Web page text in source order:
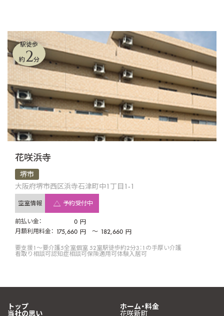
駅徒歩
約2分
花咲浜寺
堺市
大阪府堺市西区浜寺石津町中1丁目1-1
空室情報 予約受付中
前払い金： 0 円
月額利用料金： 175,660 円 〜 182,660 円
要支援1〜要介護5全室個室 52室駅徒歩約2分3：1の手厚い介護
看取り相談可認知症相談可保険適用可体験入居可
トップ
当社の思い
ホーム・料金
花咲新町